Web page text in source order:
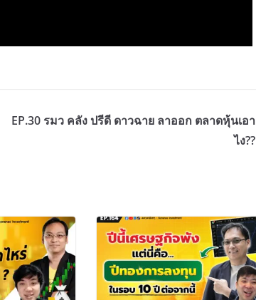
EP.30 รมว คลัง ปรีดี ดาวฉาย ลาออก ตลาดหุ้นเอา
ไง??